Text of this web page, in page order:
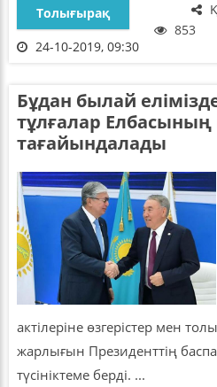
Толығырақ
853
24-10-2019, 09:30
Бұдан былай
тұлғалар Елбасының
тағайындалады
актілеріне өзгерістер мен
жарлығын Президенттің
түсініктеме берді. ...